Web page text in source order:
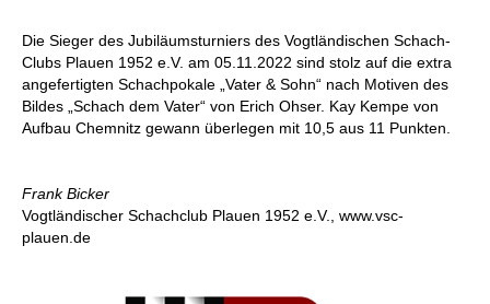
Die Sieger des Jubiläumsturniers des Vogtländischen Schach-
Clubs Plauen 1952 e.V. am 05.11.2022 sind stolz auf die extra
angefertigten Schachpokale „Vater & Sohn“ nach Motiven des
Bildes „Schach dem Vater“ von Erich Ohser. Kay Kempe von
Aufbau Chemnitz gewann überlegen mit 10,5 aus 11 Punkten.
Frank Bicker
Vogtländischer Schachclub Plauen 1952 e.V., www.vsc-
plauen.de